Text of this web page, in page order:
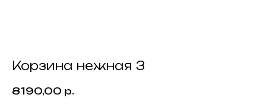
Корзина нежная 3
8190,00 р.